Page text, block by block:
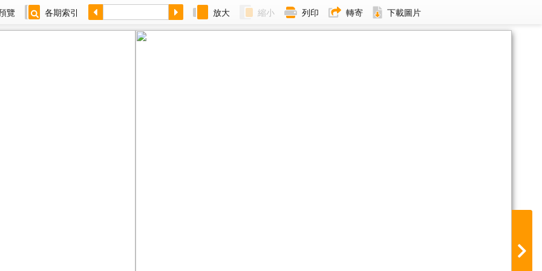
覽 各期索引 放大 縮小 列印 轉寄 下載圖片